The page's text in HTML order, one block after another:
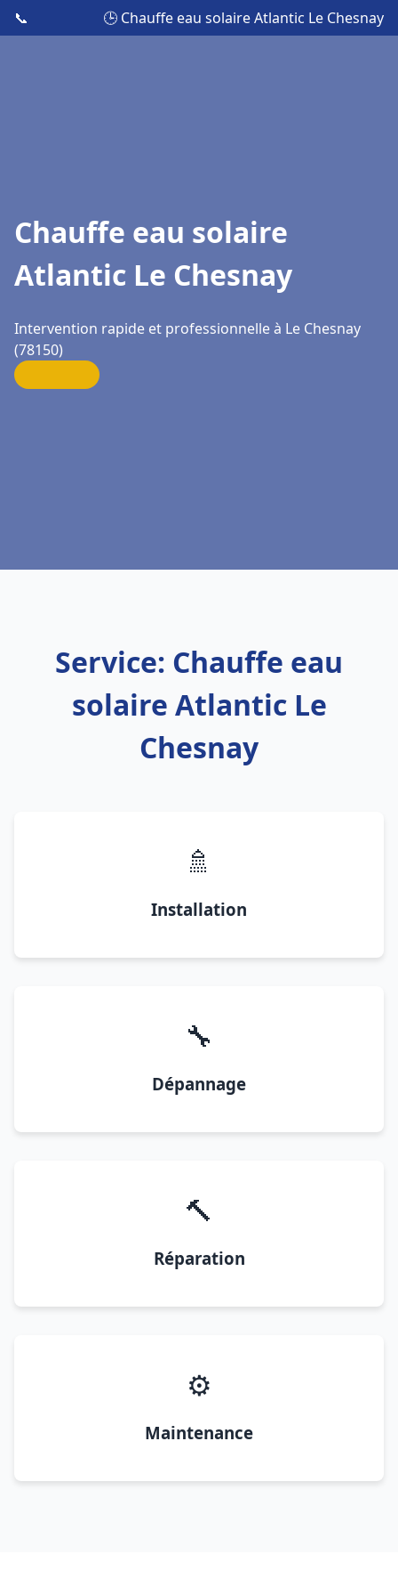
📞 🕒 Chauffe eau solaire Atlantic Le Chesnay
Chauffe eau solaire
Atlantic Le Chesnay
Intervention rapide et professionnelle à Le Chesnay
(78150)
Service: Chauffe eau
solaire Atlantic Le
Chesnay
🚿
Installation
🔧
Dépannage
🔨
Réparation
⚙️
Maintenance